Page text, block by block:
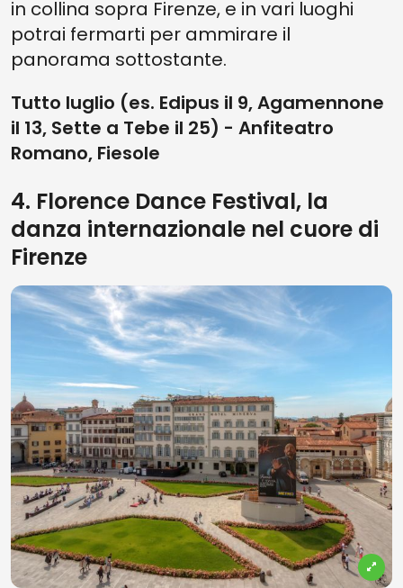
in collina sopra Firenze, e in vari luoghi
potrai fermarti per ammirare il
panorama sottostante.
Tutto luglio (es. Edipus il 9, Agamennone
il 13, Sette a Tebe il 25) - Anfiteatro
Romano, Fiesole
4. Florence Dance Festival, la
danza internazionale nel cuore di
Firenze